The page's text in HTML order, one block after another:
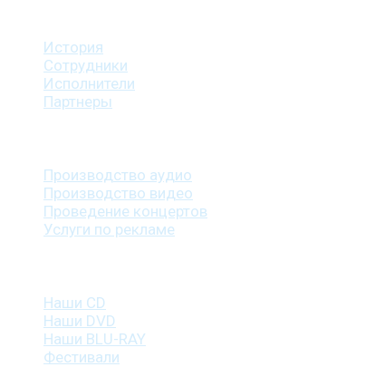
История
Сотрудники
Исполнители
Партнеры
Производство аудио
Производство видео
Проведение концертов
Услуги по рекламе
Наши CD
Наши DVD
Наши BLU-RAY
Фестивали